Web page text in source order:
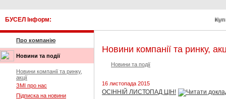
БУСЕЛ Інформ:
Про компанію
Новини та події
Новини компанії та ринку,
акції
ЗМІ про нас
Підписка на новини
Новини компанії та ринку,
Новини та події
16 листопада 2015
ОСІННІЙ ЛИСТОПАД ЦІН!